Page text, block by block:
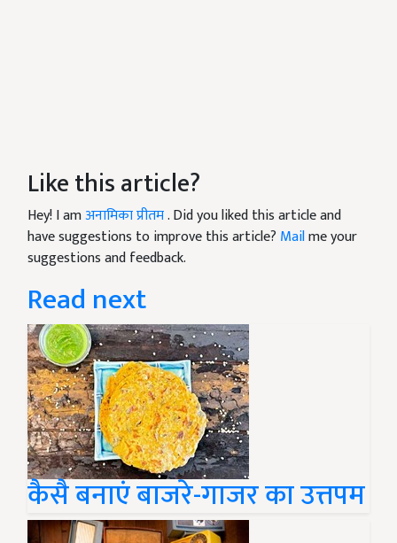
Like this article?
Hey! I amअनामिका प्रीतम. Did you liked this article and
have suggestions to improve this article? Mailme your
suggestions and feedback.
Read next
कैसै बनाएं बाजरे-गाजर का उत्तपम